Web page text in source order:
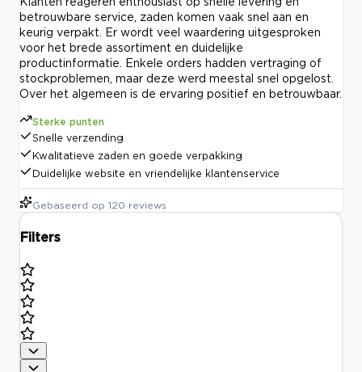
betrouwbare service, zaden komen vaak snel aan en
keurig verpakt. Er wordt veel waardering uitgesproken
voor het brede assortiment en duidelijke
productinformatie. Enkele orders hadden vertraging of
stockproblemen, maar deze werd meestal snel opgelost.
Over het algemeen is de ervaring positief en betrouwbaar.
Sterke punten
Snelle verzending
Kwalitatieve zaden en goede verpakking
Duidelijke website en vriendelijke klantenservice
Gebaseerd op 120 reviews
Filters